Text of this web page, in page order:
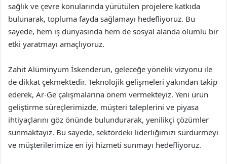
sağlık ve çevre konularında yürütülen projelere katkıda
bulunarak, topluma fayda sağlamayı hedefliyoruz. Bu
sayede, hem iş dünyasında hem de sosyal alanda olumlu bir
etki yaratmayı amaçlıyoruz.
Zahit Alüminyum İskenderun, geleceğe yönelik vizyonu ile
de dikkat çekmektedir. Teknolojik gelişmeleri yakından takip
ederek, Ar-Ge çalışmalarına önem vermekteyiz. Yeni ürün
geliştirme süreçlerimizde, müşteri taleplerini ve piyasa
ihtiyaçlarını göz önünde bulundurarak, yenilikçi çözümler
sunmaktayız. Bu sayede, sektördeki liderliğimizi sürdürmeyi
ve müşterilerimize en iyi hizmeti sunmayı hedefliyoruz.